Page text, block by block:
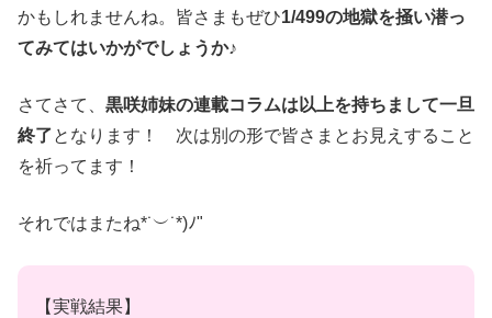
かもしれませんね。皆さまもぜひ1/499の地獄を掻い潜っ
てみてはいかがでしょうか♪
さてさて、 黒咲姉妹の連載コラムは以上を持ちまして一旦
終了となります！ 次は別の形で皆さまとお見えすること
を祈ってます！
それではまたね*˙︶˙*)ﾉ"
【実戦結果】